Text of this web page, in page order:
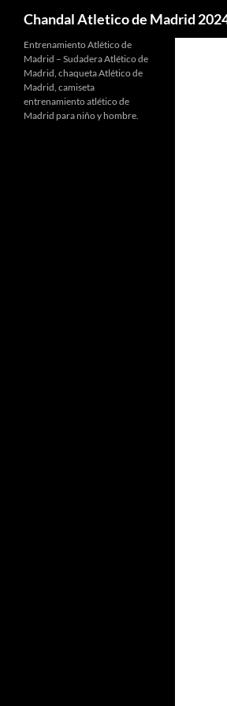
Chandal Atletico de Madrid
Entrenamiento Atlético de
Madrid – Sudadera Atlético de
Madrid, chaqueta Atlético de
Madrid, camiseta
entrenamiento atlético de
Madrid para niño y hombre.